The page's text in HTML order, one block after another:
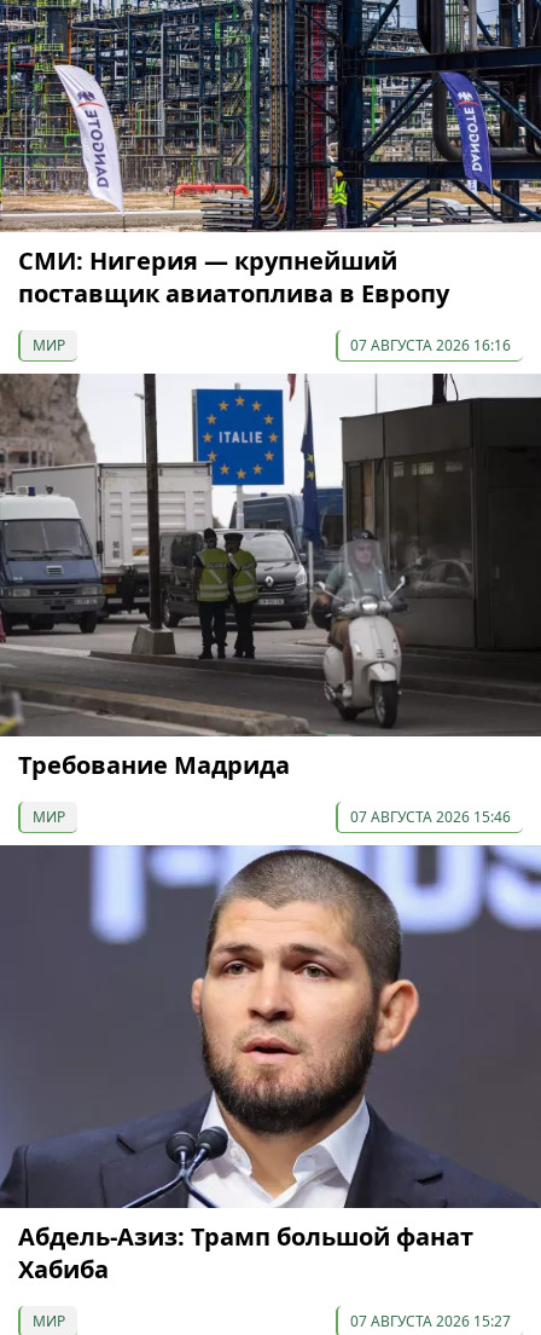
СМИ: Нигерия — крупнейший
поставщик авиатоплива в Европу
МИР 07 АВГУСТА 2026 16:16
Требование Мадрида
МИР 07 АВГУСТА 2026 15:46
Абдель-Азиз: Трамп большой фанат
Хабиба
МИР 07 АВГУСТА 2026 15:27